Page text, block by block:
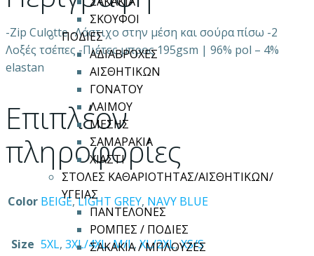
ΣΚΟΥΦΟΙ
ΠΟΔΙΕΣ
ΑΔΙΑΒΡΟΧΕΣ
ΑΙΣΘΗΤΙΚΩΝ
ΓΟΝΑΤΟΥ
ΛΑΙΜΟΥ
ΜΕΣΗΣ
ΣΑΜΑΡΑΚΙΑ
ΧΙΑΣΤΙ
ΣΤΟΛΕΣ ΚΑΘΑΡΙΟΤΗΤΑΣ/ΑΙΣΘΗΤΙΚΩΝ/
ΥΓΕΙΑΣ
ΠΑΝΤΕΛΟΝΕΣ
ΡΟΜΠΕΣ / ΠΟΔΙΕΣ
ΣΑΚΑΚΙΑ / ΜΠΛΟΥΖΕΣ
-Zip Culotte -Λάστιχο στην μέση και σούρα πίσω -2
Λοξές τσέπες -Πιέτες μπρος 195gsm | 96% pol – 4%
elastan
Επιπλέον
πληροφορίες
Color BEIGE,LIGHT GREY, NAVY BLUE
Size 5XL, 3XL/4XL,M/L,XL/2XL,XS/S